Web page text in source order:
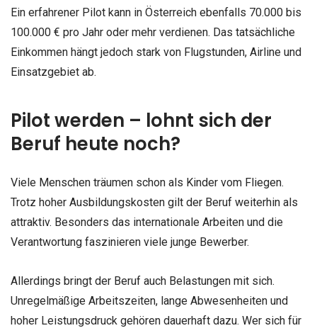
Ein erfahrener Pilot kann in Österreich ebenfalls 70.000 bis
100.000 € pro Jahr oder mehr verdienen. Das tatsächliche
Einkommen hängt jedoch stark von Flugstunden, Airline und
Einsatzgebiet ab.
Pilot werden – lohnt sich der
Beruf heute noch?
Viele Menschen träumen schon als Kinder vom Fliegen.
Trotz hoher Ausbildungskosten gilt der Beruf weiterhin als
attraktiv. Besonders das internationale Arbeiten und die
Verantwortung faszinieren viele junge Bewerber.
Allerdings bringt der Beruf auch Belastungen mit sich.
Unregelmäßige Arbeitszeiten, lange Abwesenheiten und
hoher Leistungsdruck gehören dauerhaft dazu. Wer sich für